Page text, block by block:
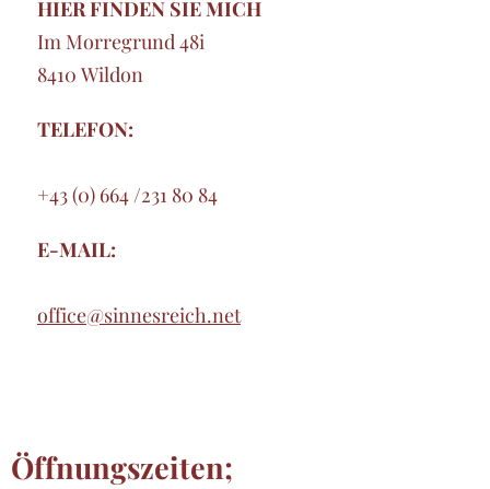
HIER FINDEN SIE MICH
Im Morregrund 48i
8410 Wildon
TELEFON:
+43 (0) 664 /231 80 84
E-MAIL:
office@sinnesreich.net
Öffnungszeiten;